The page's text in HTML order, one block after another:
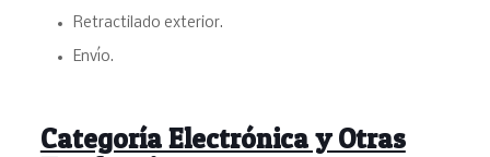
Retractilado exterior.
Envío.
Categoría Electrónica y Otras